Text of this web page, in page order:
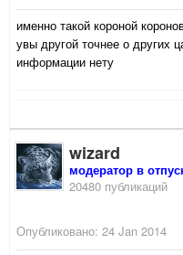
именно такой короной
увы другой точнее о других
информации нету
wizard
модератор в
20480 публикаций
Опубликовано: 24 Jan 2014